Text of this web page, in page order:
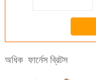
অধিক ফার্নেস ব্রিটস